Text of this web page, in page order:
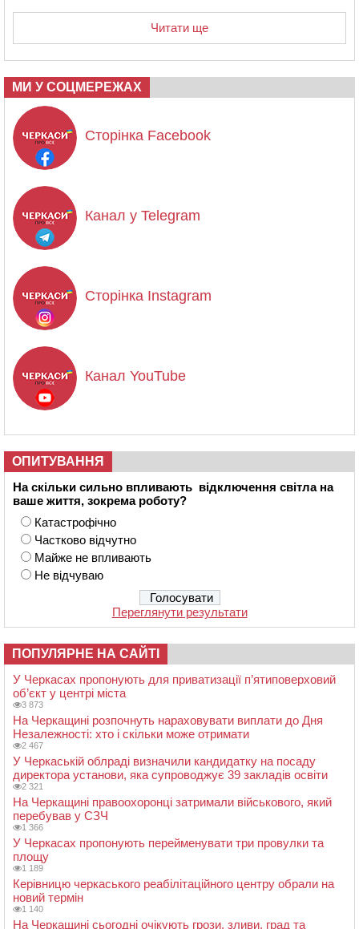
Читати ще
МИ У СОЦМЕРЕЖАХ
Сторінка Facebook
Канал у Telegram
Сторінка Instagram
Канал YouTube
ОПИТУВАННЯ
На скільки сильно впливають відключення світла на
ваше життя, зокрема роботу?
Катастрофічно
Частково відчутно
Майже не впливають
Не відчуваю
Переглянути результати
ПОПУЛЯРНЕ НА САЙТІ
У Черкасах пропонують для приватизації п’ятиповерховий
об’єкт у центрі міста
3 873
На Черкащині розпочнуть нараховувати виплати до Дня
Незалежності: хто і скільки може отримати
2 467
У Черкаській облраді визначили кандидатку на посаду
директора установи, яка супроводжує 39 закладів освіти
2 321
На Черкащині правоохоронці затримали військового, який
перебував у СЗЧ
1 366
У Черкасах пропонують перейменувати три провулки та
площу
1 189
Керівницю черкаського реабілітаційного центру обрали на
новий термін
1 140
На Черкащині сьогодні очікують грози, зливи, град та